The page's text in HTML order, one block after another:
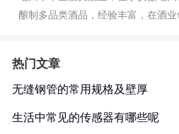
酿制多品类酒品，经验丰富，在酒业
热门文章
无缝钢管的常用规格及壁厚
生活中常见的传感器有哪些呢